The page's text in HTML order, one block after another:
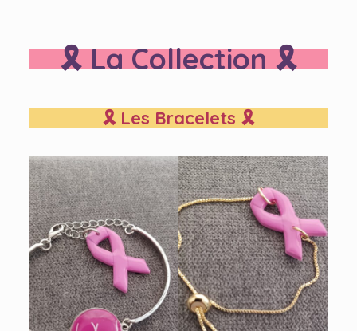
🎗 La Collection 🎗
🎗 Les Bracelets 🎗